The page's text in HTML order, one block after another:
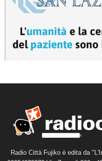
Radio Città Fujiko è edita da